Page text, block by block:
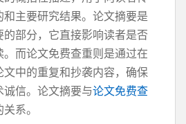
主要研究结果。论文摘要是
部分，它直接影响读者是否
而论文免费查重则是通过在
中的重复和抄袭内容，确保
信。论文摘要与论文免费查
系。